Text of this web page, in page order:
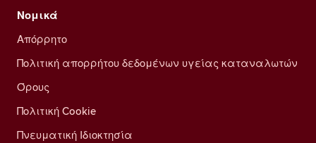
Νομικά
Απόρρητο
Πολιτική απορρήτου δεδομένων υγείας καταναλωτών
Όρους
Πολιτική Cookie
Πνευματική Ιδιοκτησία